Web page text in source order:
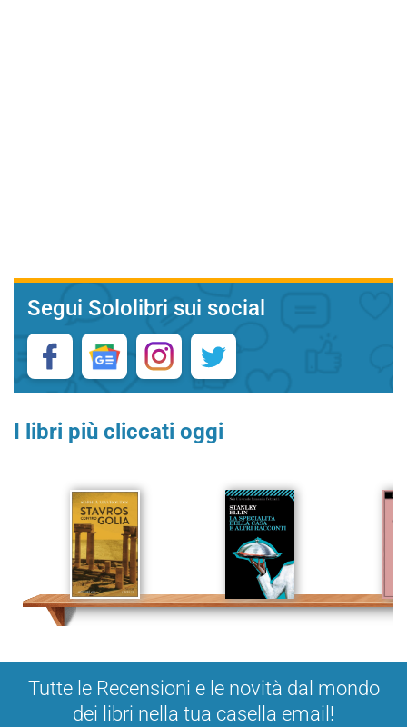
Segui Sololibri sui social
I libri più cliccati oggi
Tutte le Recensioni e le novità dal mondo
dei libri nella tua casella email!